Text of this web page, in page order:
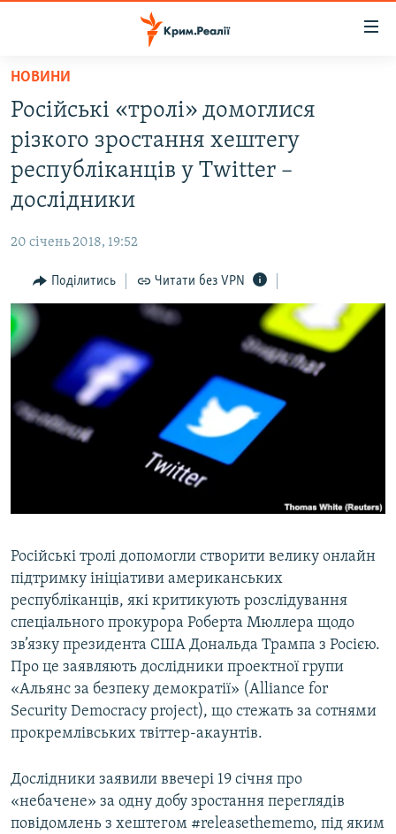
Перейти
основного
матеріалу
Перейти
до
основної
Перейти
пошуку
ВІДЕО ТА ФОТО
ПОЛІТИКА
ІНТЕРВ'Ю
ВСЕ ЗА ДЕНЬ
СПЕЦПРОЕКТИ
ДЕПОРТАЦІЯ
ВІДЕОУРОКИ «ELIFBE»
СВІДЧЕННЯ ОКУПАЦІЇ
УКРАЇНСЬКА ПРОБЛЕМА КРИМУ
ЯК ОБІЙТИ БЛОКУВАННЯ
Русский
Усі сайти RFE/RL
НОВИНИ
Російські «тролі» домоглися
різкого зростання хештегу
республіканців у Twitter –
дослідники
20 січень 2018, 19:52
Поділитись Читати без VPN
Російські тролі допомогли створити велику онлайн
підтримку ініціативи американських
республіканців, які критикують розслідування
спеціального прокурора Роберта Мюллера щодо
зв’язку президента США Дональда Трампа з Росією.
Про це заявляють дослідники проектної групи
«Альянс за безпеку демократії» (Alliance for
Security Democracy project), що стежать за сотнями
прокремлівських твіттер-акаунтів.
Дослідники заявили ввечері 19 січня про
«небачене» за одну добу зростання переглядів
повідомлень з хештегом #releasethememo, під яким